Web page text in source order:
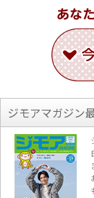
ジモアマガジン